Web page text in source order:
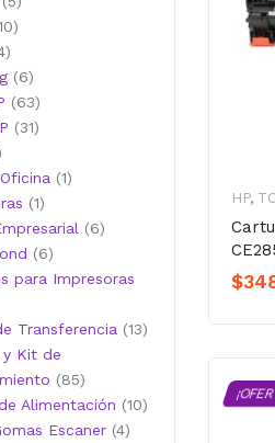
HP,
$
productos
10
4
productos
66
productos
6363
productos
3131
producto11
11
producto
66
66
productos
para Impresoras
Transferencia 1313
y Kit de
8585
productos
Alimentación 1010
Escaner 44